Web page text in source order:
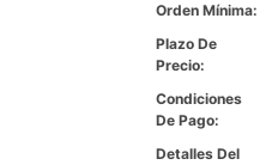
Orden Mínima:
Plazo De
Precio:
Condiciones
De Pago:
Detalles Del